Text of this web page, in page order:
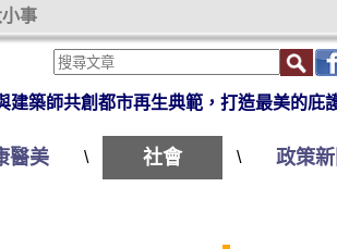
事
築師共創都市再生典範，打造最美的庇
醫美 \ 社會 \ 政策新